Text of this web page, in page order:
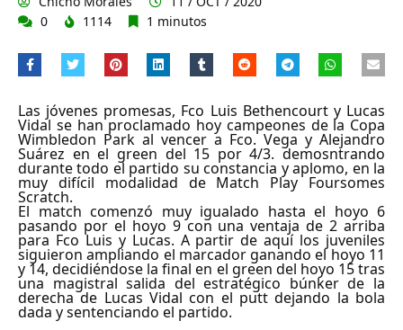
0
1114 1 minutos
Las jóvenes promesas, Fco Luis Bethencourt y Lucas
Vidal se han proclamado hoy campeones de la Copa
Wimbledon Park al vencer a Fco. Vega y Alejandro
Suárez en el green del 15 por 4/3. demosntrando
durante todo el partido su constancia y aplomo, en la
muy difícil modalidad de Match Play Foursomes
Scratch.
El match comenzó muy igualado hasta el hoyo 6
pasando por el hoyo 9 con una ventaja de 2 arriba
para Fco Luis y Lucas. A partir de aquí los juveniles
siguieron ampliando el marcador ganando el hoyo 11
y 14, decidiéndose la final en el green del hoyo 15 tras
una magistral salida del estratégico búnker de la
derecha de Lucas Vidal con el putt dejando la bola
dada y sentenciando el partido.